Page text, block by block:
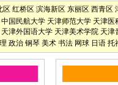
区 红桥区 滨海新区 东丽区 西青区
中国民航大学 天津师范大学 天津医
天津外国语大学 天津美术学院 天津
政治 钢琴 美术 书法 网球 日语 托